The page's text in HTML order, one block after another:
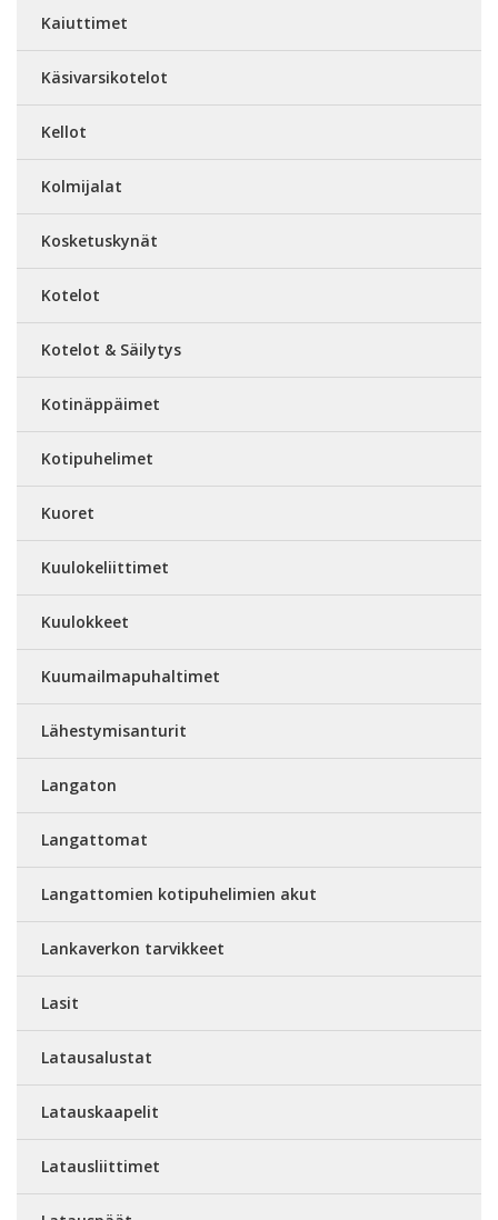
Kaiuttimet
Käsivarsikotelot
Kellot
Kolmijalat
Kosketuskynät
Kotelot
Kotelot & Säilytys
Kotinäppäimet
Kotipuhelimet
Kuoret
Kuulokeliittimet
Kuulokkeet
Kuumailmapuhaltimet
Lähestymisanturit
Langaton
Langattomat
Langattomien kotipuhelimien akut
Lankaverkon tarvikkeet
Lasit
Latausalustat
Latauskaapelit
Latausliittimet